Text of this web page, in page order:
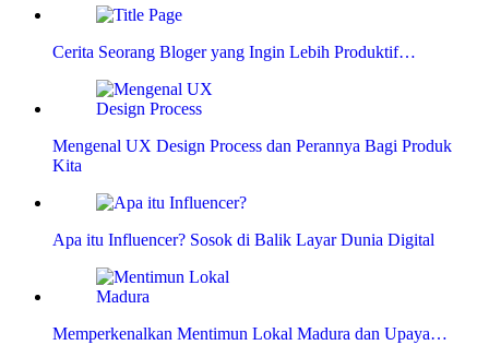
Cerita Seorang Bloger yang Ingin Lebih Produktif…
Mengenal UX Design Process dan Perannya Bagi Produk
Kita
Apa itu Influencer? Sosok di Balik Layar Dunia Digital
Memperkenalkan Mentimun Lokal Madura dan Upaya…